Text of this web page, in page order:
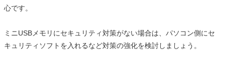
心です。
ミニUSBメモリにセキュリティ対策がない場合は、パソコン側にセ
キュリティソフトを入れるなど対策の強化を検討しましょう。